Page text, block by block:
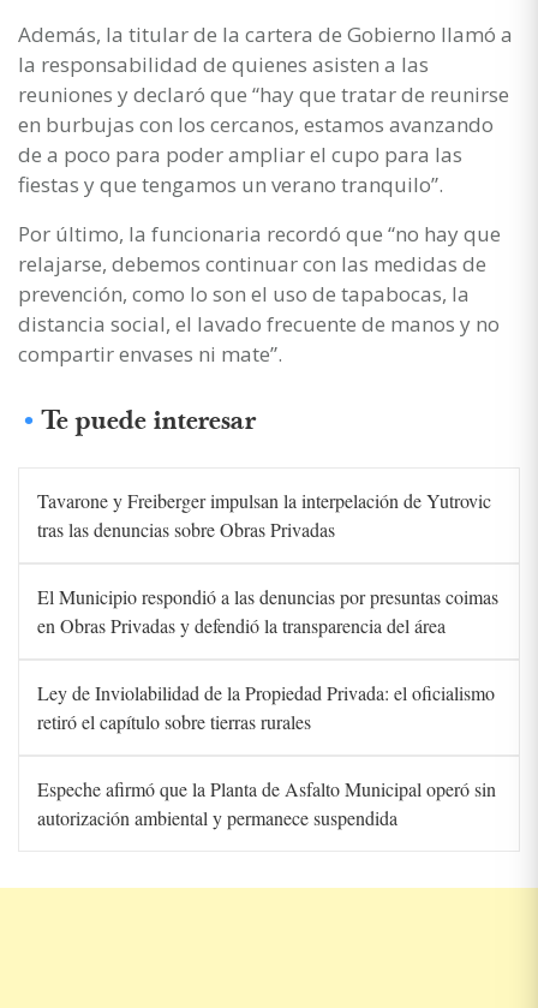
Además, la titular de la cartera de Gobierno llamó a
la responsabilidad de quienes asisten a las
reuniones y declaró que “hay que tratar de reunirse
en burbujas con los cercanos, estamos avanzando
de a poco para poder ampliar el cupo para las
fiestas y que tengamos un verano tranquilo”.
Por último, la funcionaria recordó que “no hay que
relajarse, debemos continuar con las medidas de
prevención, como lo son el uso de tapabocas, la
distancia social, el lavado frecuente de manos y no
compartir envases ni mate”.
Te puede interesar
Tavarone y Freiberger impulsan la interpelación de Yutrovic
tras las denuncias sobre Obras Privadas
El Municipio respondió a las denuncias por presuntas coimas
en Obras Privadas y defendió la transparencia del área
Ley de Inviolabilidad de la Propiedad Privada: el oficialismo
retiró el capítulo sobre tierras rurales
Espeche afirmó que la Planta de Asfalto Municipal operó sin
autorización ambiental y permanece suspendida